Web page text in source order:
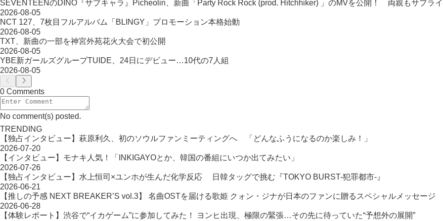
SEVENTEENのDINO『サブキャラ』Picheolin、新曲「Party Rock Rock (prod. Hitchhiker) 」のMVを公開！ 両親もサプラ
2026-08-05
NCT 127、7枚目フルアルバム「BLINGY」プロモーション本格始動
2026-08-05
TXT、新曲の一部を神宮外苑花火大会で初公開
2026-08-05
YBE新ガールズグループTUIDE、24日にデビュー…10代の7人組
2026-08-05
0 Comments
No comment(s) posted.
TRENDING
【独占インタビュー】萩原利久、初のソウルファンミーティングへ 「どんなふうになるのか楽しみ！」
2026-07-20
【インタビュー】モナキ人気！「INKIGAYOとか、韓国の番組にいつか出てみたい」
2026-07-26
【独占インタビュー】水上恒司×ユンホが生んだ化学反応 日韓タッグで挑む『TOKYO BURST-犯罪都市-』
2026-06-21
【推しの予感 NEXT BREAKER’S vol.3】 名曲OSTを届ける歌姫 クォン・ジナが日本のファンに贈るスペシャルメッセージ
2026-06-28
【体験レポート】渋谷で“イカゲーム”に参加してみた！ ヨンヒ出現、極限の緊張…その先に待っていた“予想外の展開”